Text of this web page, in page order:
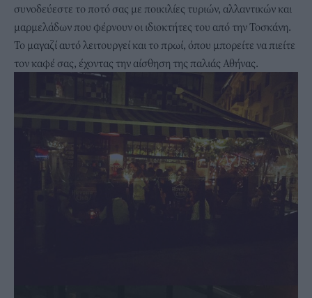
συνοδεύεστε το ποτό σας με ποικιλίες τυριών, αλλαντικών και
μαρμελάδων που φέρνουν οι ιδιοκτήτες του από την Τοσκάνη.
Το μαγαζί αυτό λειτουργεί και το πρωί, όπου μπορείτε να πιείτε
τον καφέ σας, έχοντας την αίσθηση της παλιάς Αθήνας.